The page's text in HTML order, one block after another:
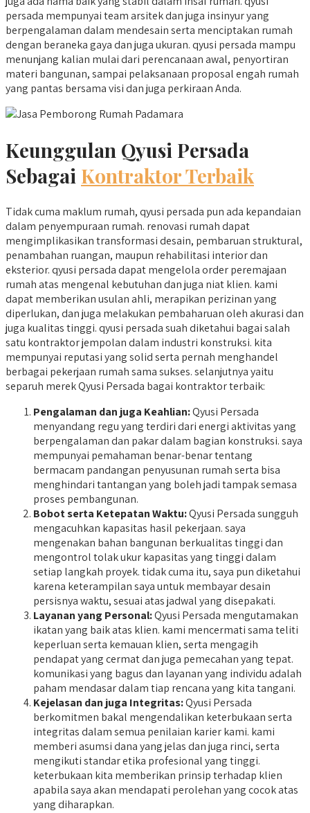
persada mempunyai team arsitek dan juga insinyur yang
berpengalaman dalam mendesain serta menciptakan rumah
dengan beraneka gaya dan juga ukuran. qyusi persada mampu
menunjang kalian mulai dari perencanaan awal, penyortiran
materi bangunan, sampai pelaksanaan proposal engah rumah
yang pantas bersama visi dan juga perkiraan Anda.
Keunggulan Qyusi Persada
Sebagai Kontraktor Terbaik
Tidak cuma maklum rumah, qyusi persada pun ada kepandaian
dalam penyempuraan rumah. renovasi rumah dapat
mengimplikasikan transformasi desain, pembaruan struktural,
penambahan ruangan, maupun rehabilitasi interior dan
eksterior. qyusi persada dapat mengelola order peremajaan
rumah atas mengenal kebutuhan dan juga niat klien. kami
dapat memberikan usulan ahli, merapikan perizinan yang
diperlukan, dan juga melakukan pembaharuan oleh akurasi dan
juga kualitas tinggi. qyusi persada suah diketahui bagai salah
satu kontraktor jempolan dalam industri konstruksi. kita
mempunyai reputasi yang solid serta pernah menghandel
berbagai pekerjaan rumah sama sukses. selanjutnya yaitu
separuh merek Qyusi Persada bagai kontraktor terbaik:
Pengalaman dan juga Keahlian:Qyusi Persada
menyandang regu yang terdiri dari energi aktivitas yang
berpengalaman dan pakar dalam bagian konstruksi. saya
mempunyai pemahaman benar-benar tentang
bermacam pandangan penyusunan rumah serta bisa
menghindari tantangan yang boleh jadi tampak semasa
proses pembangunan.
Bobot serta Ketepatan Waktu:Qyusi Persada sungguh
mengacuhkan kapasitas hasil pekerjaan. saya
mengenakan bahan bangunan berkualitas tinggi dan
mengontrol tolak ukur kapasitas yang tinggi dalam
setiap langkah proyek. tidak cuma itu, saya pun diketahui
karena keterampilan saya untuk membayar desain
persisnya waktu, sesuai atas jadwal yang disepakati.
Layanan yang Personal:Qyusi Persada mengutamakan
ikatan yang baik atas klien. kami mencermati sama teliti
keperluan serta kemauan klien, serta mengagih
pendapat yang cermat dan juga pemecahan yang tepat.
komunikasi yang bagus dan layanan yang individu adalah
paham mendasar dalam tiap rencana yang kita tangani.
Kejelasan dan juga Integritas:Qyusi Persada
berkomitmen bakal mengendalikan keterbukaan serta
integritas dalam semua penilaian karier kami. kami
memberi asumsi dana yang jelas dan juga rinci, serta
mengikuti standar etika profesional yang tinggi.
keterbukaan kita memberikan prinsip terhadap klien
apabila saya akan mendapati perolehan yang cocok atas
yang diharapkan.